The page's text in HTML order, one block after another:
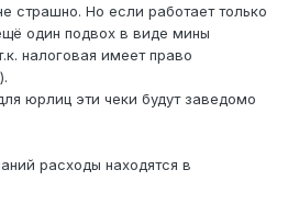
страшно. Но если работает только
один подвох в виде мины
налоговая имеет право
юрлиц эти чеки будут заведомо
расходы находятся в